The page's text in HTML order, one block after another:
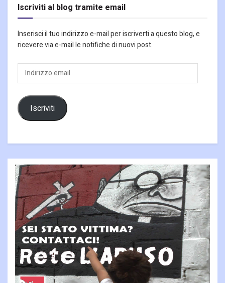
Iscriviti al blog tramite email
Inserisci il tuo indirizzo e-mail per iscriverti a questo blog, e
ricevere via e-mail le notifiche di nuovi post.
Indirizzo
email
Iscriviti